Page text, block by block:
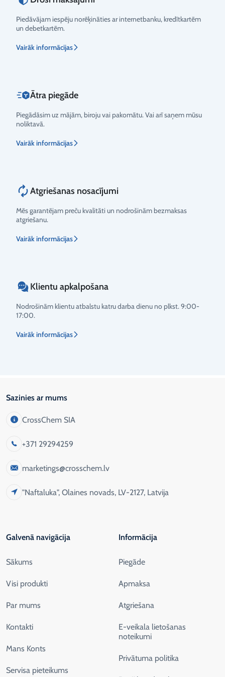
Piedāvājam iespēju norēķināties ar internetbanku, kredītkartēm
un debetkartēm.
Vairāk informācijas
Ātra piegāde
Piegādāsim uz mājām, biroju vai pakomātu. Vai arī saņem mūsu
noliktavā.
Vairāk informācijas
Atgriešanas nosacījumi
Mēs garantējam preču kvalitāti un nodrošinām bezmaksas
atgriešanu.
Vairāk informācijas
Klientu apkalpošana
Nodrošinām klientu atbalstu katru darba dienu no plkst. 9:00-
17:00.
Vairāk informācijas
Sazinies ar mums
CrossChem SIA
+371 29294259
marketings@crosschem.lv
"Naftaluka", Olaines novads, LV-2127, Latvija
Galvenā navigācija
Sākums
Visi produkti
Par mums
Kontakti
Mans Konts
Servisa pieteikums
Informācija
Piegāde
Apmaksa
Atgriešana
E-veikala lietošanas
noteikumi
Privātuma politika